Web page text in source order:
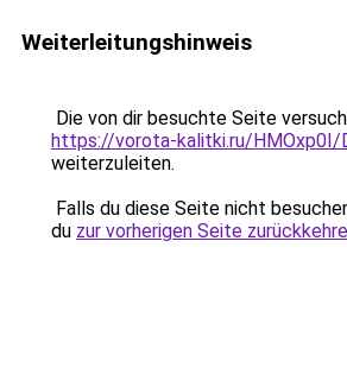
Weiterleitungshinweis
Die von dir besuchte Seite
https://vorota-kalitki.ru/HMOxp0I/
weiterzuleiten.
Falls du diese Seite nicht
du zur vorherigen Seite